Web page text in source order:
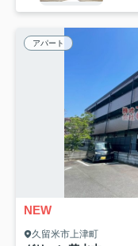
アパート
NEW
久留米市上津町